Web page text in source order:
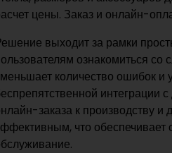
цены. Заказ и онлайн-
выходит за рамки
ознакомиться
количество ошибок и
интеграции
заказа к производству и
что